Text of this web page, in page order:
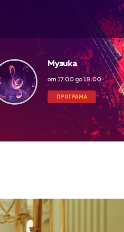
Музика
от 17:00 до 18:00
ПРОГРАМА